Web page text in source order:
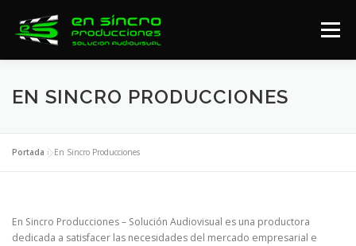
contenido
Menú
SERVICIOS AUDIOVISUALES PORFOLIO VIDEOS
CONTACTO
EN SINCRO PRODUCCIONES
Portada »En Sincro Producciones
En Sincro Producciones – Solución Audiovisual es una productora
dedicada a satisfacer las necesidades del mercado empresarial e